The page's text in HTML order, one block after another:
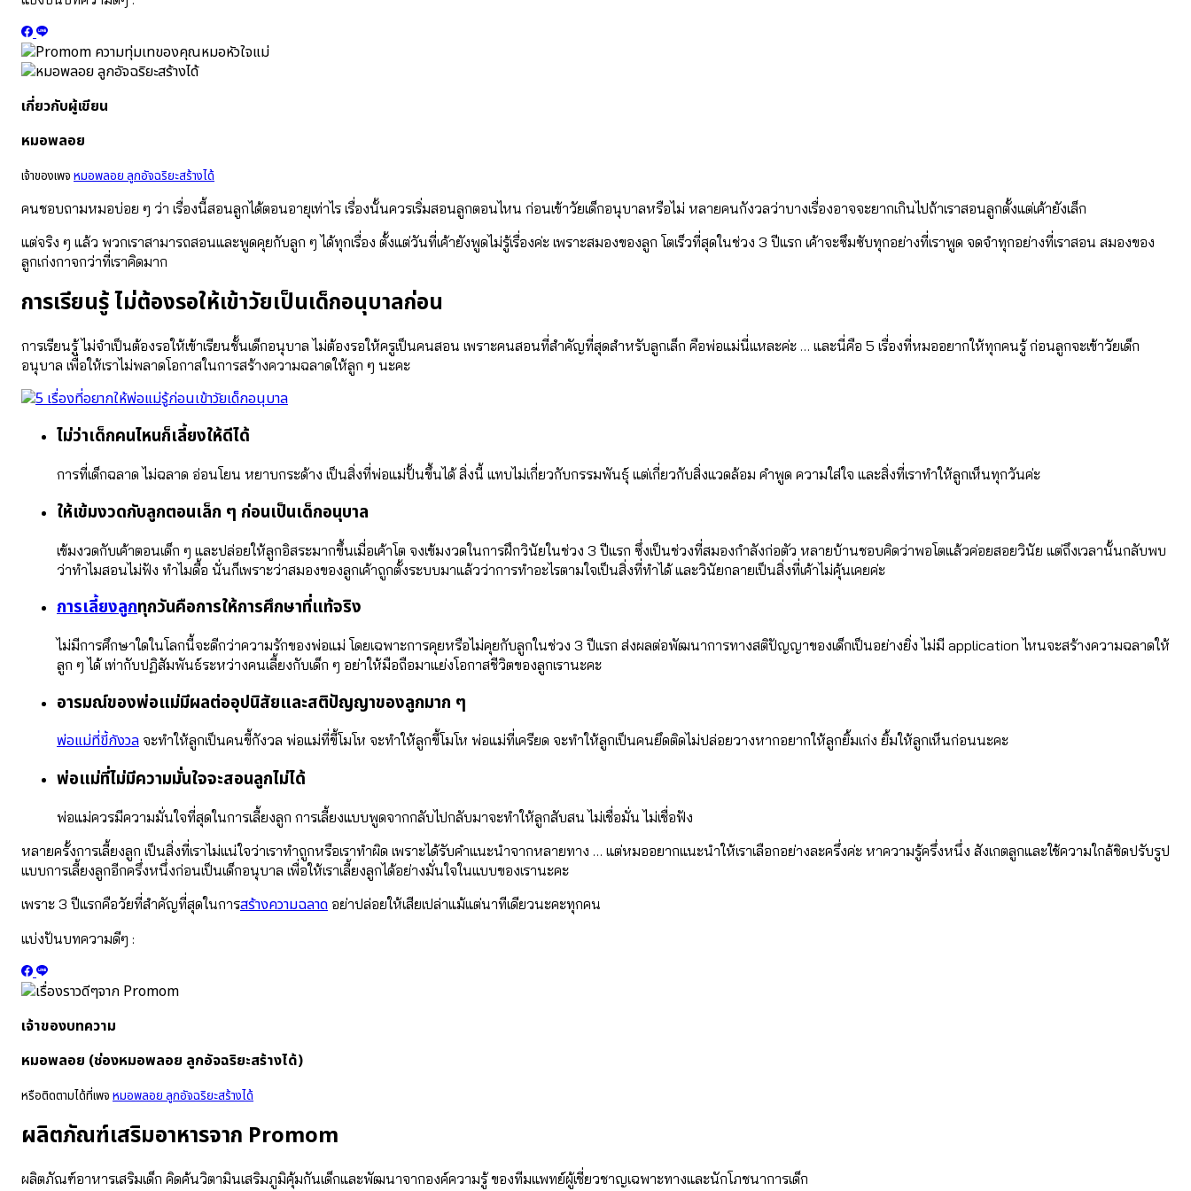
เกี่ยวกับผู้เขียน
หมอพลอย
เจ้าของเพจ หมอพลอย ลูกอัจฉริยะสร้างได้
คนชอบถามหมอบ่อย ๆ ว่า เรื่องนี้สอนลูกได้ตอนอายุเท่าไร เรื่องนั้นควรเริ่มสอนลูกตอนไหน ก่อนเข้าวัยเด็กอนุบาลหรือไม่ หลายคนกังวลว่าบางเรื่องอาจจะยากเกินไปถ้าเราสอนลูกตั้งแต่เค้ายังเล็ก
แต่จริง ๆ แล้ว พวกเราสามารถสอนและพูดคุยกับลูก ๆ ได้ทุกเรื่อง ตั้งแต่วันที่เค้ายังพูดไม่รู้เรื่องค่ะ เพราะสมองของลูก โตเร็วที่สุดในช่วง 3 ปีแรก เค้าจะซึมซับทุกอย่างที่เราพูด จดจำทุกอย่างที่เราสอน สมองของ
ลูกเก่งกาจกว่าที่เราคิดมาก
การเรียนรู้ ไม่ต้องรอให้เข้าวัยเป็นเด็กอนุบาลก่อน
การเรียนรู้ ไม่จำเป็นต้องรอให้เข้าเรียนชั้นเด็กอนุบาล ไม่ต้องรอให้ครูเป็นคนสอน เพราะคนสอนที่สำคัญที่สุดสำหรับลูกเล็ก คือพ่อแม่นี่แหละค่ะ … และนี่คือ 5 เรื่องที่หมออยากให้ทุกคนรู้ ก่อนลูกจะเข้าวัยเด็ก
อนุบาล เพื่อให้เราไม่พลาดโอกาสในการสร้างความฉลาดให้ลูก ๆ นะคะ
ไม่ว่าเด็กคนไหนก็เลี้ยงให้ดีได้
การที่เด็กฉลาด ไม่ฉลาด อ่อนโยน หยาบกระด้าง เป็นสิ่งที่พ่อแม่ปั้นขึ้นได้ สิ่งนี้ แทบไม่เกี่ยวกับกรรมพันธุ์ แต่เกี่ยวกับสิ่งแวดล้อม คำพูด ความใส่ใจ และสิ่งที่เราทำให้ลูกเห็นทุกวันค่ะ
ให้เข้มงวดกับลูกตอนเล็ก ๆ ก่อนเป็นเด็กอนุบาล
เข้มงวดกับเค้าตอนเด็ก ๆ และปล่อยให้ลูกอิสระมากขึ้นเมื่อเค้าโต จงเข้มงวดในการฝึกวินัยในช่วง 3 ปีแรก ซึ่งเป็นช่วงที่สมองกำลังก่อตัว หลายบ้านชอบคิดว่าพอโตแล้วค่อยสอยวินัย แต่ถึงเวลานั้นกลับพบ
ว่าทำไมสอนไม่ฟัง ทำไมดื้อ นั่นก็เพราะว่าสมองของลูกเค้าถูกตั้งระบบมาแล้วว่าการทำอะไรตามใจเป็นสิ่งที่ทำได้ และวินัยกลายเป็นสิ่งที่เค้าไม่คุ้นเคยค่ะ
การเลี้ยงลูกทุกวันคือการให้การศึกษาที่แท้จริง
ไม่มีการศึกษาใดในโลกนี้จะดีกว่าความรักของพ่อแม่ โดยเฉพาะการคุยหรือไม่คุยกับลูกในช่วง 3 ปีแรก ส่งผลต่อพัฒนาการทางสติปัญญาของเด็กเป็นอย่างยิ่ง ไม่มี application ไหนจะสร้างความฉลาดให้
ลูก ๆ ได้ เท่ากับปฏิสัมพันธ์ระหว่างคนเลี้ยงกับเด็ก ๆ อย่าให้มือถือมาแย่งโอกาสชีวิตของลูกเรานะคะ
อารมณ์ของพ่อแม่มีผลต่ออุปนิสัยและสติปัญญาของลูกมาก ๆ
พ่อแม่ที่ขี้กังวล จะทำให้ลูกเป็นคนขี้กังวล พ่อแม่ที่ขี้โมโห จะทำให้ลูกขี้โมโห พ่อแม่ที่เครียด จะทำให้ลูกเป็นคนยึดติดไม่ปล่อยวางหากอยากให้ลูกยิ้มเก่ง ยิ้มให้ลูกเห็นก่อนนะคะ
พ่อแม่ที่ไม่มีความมั่นใจจะสอนลูกไม่ได้
พ่อแม่ควรมีความมั่นใจที่สุดในการเลี้ยงลูก การเลี้ยงแบบพูดจากกลับไปกลับมาจะทำให้ลูกสับสน ไม่เชื่อมั่น ไม่เชื่อฟัง
หลายครั้งการเลี้ยงลูก เป็นสิ่งที่เราไม่แน่ใจว่าเราทำถูกหรือเราทำผิด เพราะได้รับคำแนะนำจากหลายทาง … แต่หมออยากแนะนำให้เราเลือกอย่างละครึ่งค่ะ หาความรู้ครึ่งหนึ่ง สังเกตลูกและใช้ความใกล้ชิดปรับรูป
แบบการเลี้ยงลูกอีกครึ่งหนึ่งก่อนเป็นเด็กอนุบาล เพื่อให้เราเลี้ยงลูกได้อย่างมั่นใจในแบบของเรานะคะ
เพราะ 3 ปีแรกคือวัยที่สำคัญที่สุดในการสร้างความฉลาด อย่าปล่อยให้เสียเปล่าแม้แต่นาทีเดียวนะคะทุกคน
แบ่งปันบทความดีๆ :
เจ้าของบทความ
หมอพลอย (ช่องหมอพลอย ลูกอัจฉริยะสร้างได้)
หรือติดตามได้ที่เพจ หมอพลอย ลูกอัจฉริยะสร้างได้
ผลิตภัณฑ์เสริมอาหารจาก Promom
ผลิตภัณฑ์อาหารเสริมเด็ก คิดค้นวิตามินเสริมภูมิคุ้มกันเด็กและพัฒนาจากองค์ความรู้ ของทีมแพทย์ผู้เชี่ยวชาญเฉพาะทางและนักโภชนาการเด็ก